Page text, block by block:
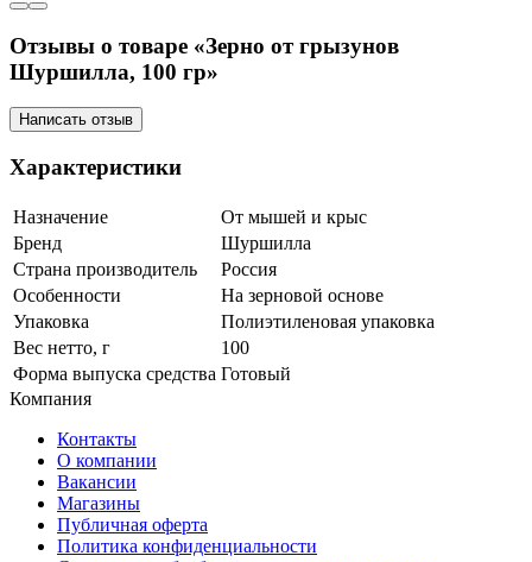
Отзывы о товаре «Зерно от грызунов
Шуршилла, 100 гр»
Написать отзыв
Характеристики
Назначение
От мышей и крыс
Бренд
Шуршилла
Страна производитель
Россия
Особенности
На зерновой основе
Упаковка
Полиэтиленовая упаковка
Вес нетто, г
100
Форма выпуска средства Готовый
Компания
Контакты
О компании
Вакансии
Магазины
Публичная оферта
Политика конфиденциальности